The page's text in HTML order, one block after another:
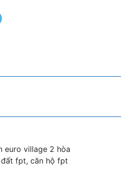
euro village 2 hòa
đất fpt, căn hộ fpt